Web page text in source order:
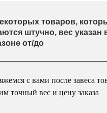
товаров,
штучно, вес указан
от/до
с вами после завеса
точный вес и цену заказа